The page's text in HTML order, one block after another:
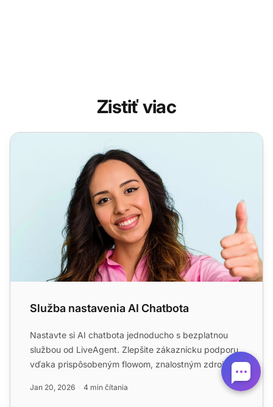
Zistiť viac
Služba nastavenia AI Chatbota
Služba nastavenia AI Chatbota
Nastavte si AI chatbota jednoducho s bezplatnou
službou od LiveAgent. Zlepšite zákaznícku podporu
vďaka prispôsobeným flowom, znalostným zdrojom a
Jan 20, 2026 4 min čítania